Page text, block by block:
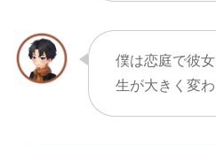
僕は恋庭で彼
生が大きく変